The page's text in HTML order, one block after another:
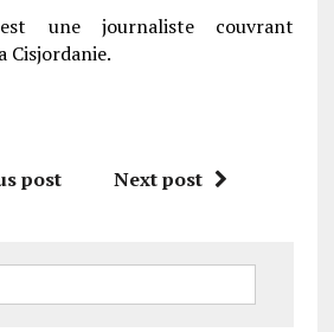
une journaliste couvrant
Cisjordanie.
post Next post